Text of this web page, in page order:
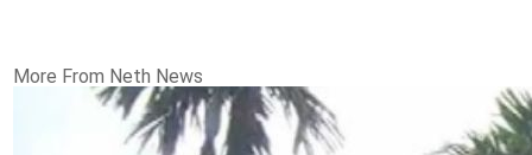
More From Neth News